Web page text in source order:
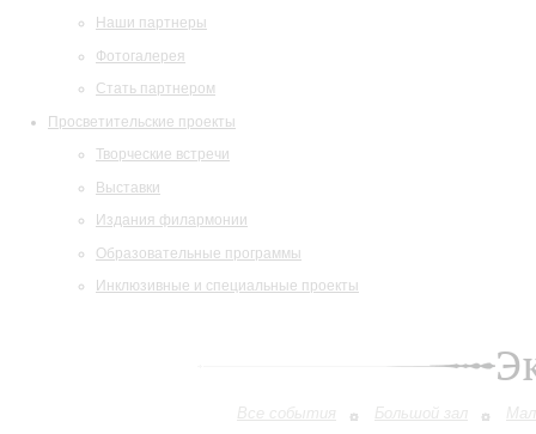
Наши партнеры
Фотогалерея
Стать партнером
Просветительские проекты
Творческие встречи
Выставки
Издания филармонии
Образовательные программы
Инклюзивные и специальные проекты
Все события Большой зал